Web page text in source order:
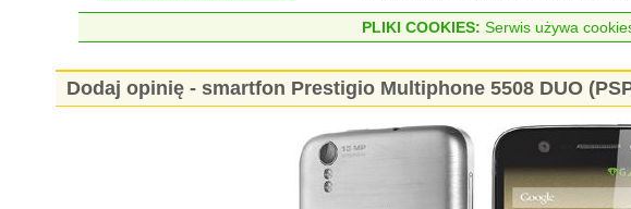
PLIKI COOKIES: Serwis używa
Dodaj opinię - smartfon Prestigio Multiphone 5508 DUO